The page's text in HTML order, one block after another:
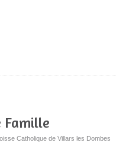
Famille
Catholique de Villars les Dombes